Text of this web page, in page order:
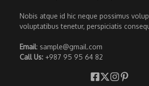
Nobis atque id hic neque possimus
voluptatibus tenetur, perspiciatis
Email: sample@gmail.com
Call Us: +987 95 95 64 82